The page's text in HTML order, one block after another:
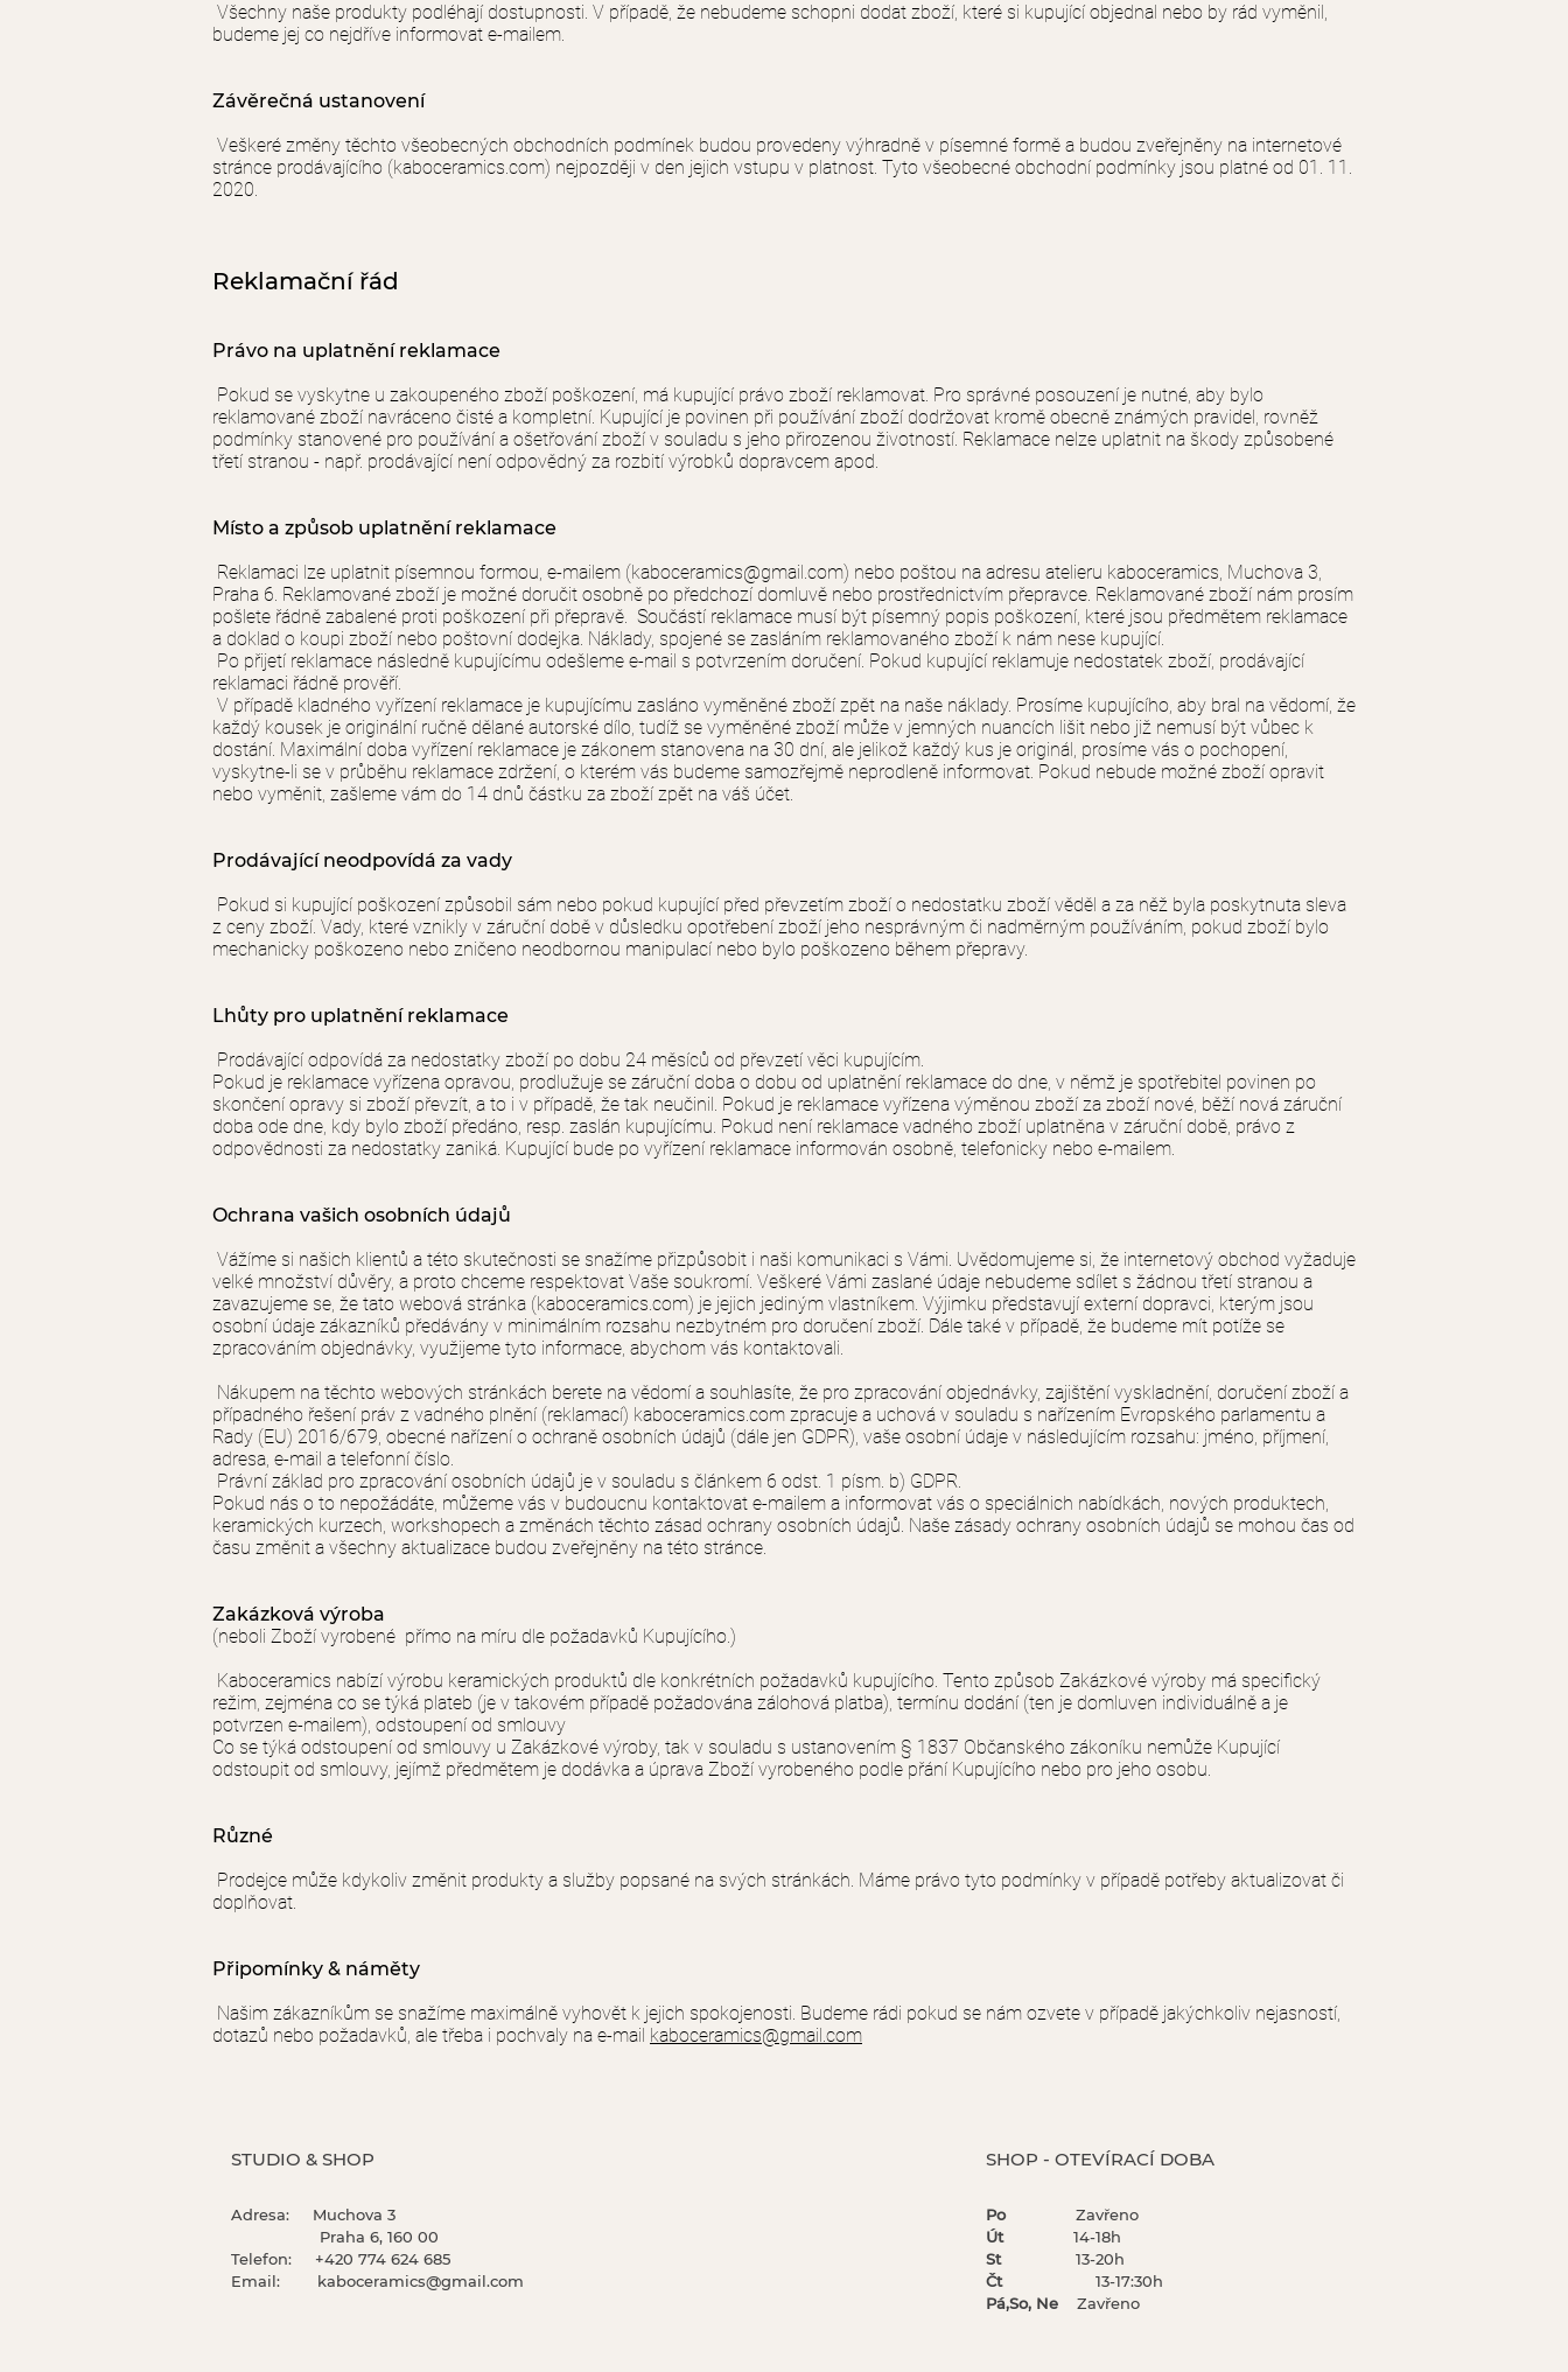
Všechny naše produkty podléhají dostupnosti. V případě, že nebudeme schopni dodat zboží, které si kupující objednal nebo by rád vyměnil,
budeme jej co nejdříve informovat e-mailem.
Závěrečná ustanovení
Veškeré změny těchto všeobecných obchodních podmínek budou provedeny výhradně v písemné formě a budou zveřejněny na internetové
stránce prodávajícího (kaboceramics.com) nejpozději v den jejich vstupu v platnost. Tyto všeobecné obchodní podmínky jsou platné od 01. 11.
2020.
Reklamační řád
Právo na uplatnění reklamace
Pokud se vyskytne u zakoupeného zboží poškození, má kupující právo zboží reklamovat. Pro správné posouzení je nutné, aby bylo
reklamované zboží navráceno čisté a kompletní. Kupující je povinen při používání zboží dodržovat kromě obecně známých pravidel, rovněž
podmínky stanovené pro používání a ošetřování zboží v souladu s jeho přirozenou životností. Reklamace nelze uplatnit na škody způsobené
třetí stranou - např. prodávající není odpovědný za rozbití výrobků dopravcem apod.
Místo a způsob uplatnění reklamace
Reklamaci lze uplatnit písemnou formou, e-mailem (kaboceramics@gmail.com) nebo poštou na adresu atelieru kaboceramics, Muchova 3,
Praha 6. Reklamované zboží je možné doručit osobně po předchozí domluvě nebo prostřednictvím přepravce. Reklamované zboží nám prosím
pošlete řádně zabalené proti poškození při přepravě. Součástí reklamace musí být písemný popis poškození, které jsou předmětem reklamace
a doklad o koupi zboží nebo poštovní dodejka. Náklady, spojené se zasláním reklamovaného zboží k nám nese kupující.
Po přijetí reklamace následně kupujícímu odešleme e-mail s potvrzením doručení. Pokud kupující reklamuje nedostatek zboží, prodávající
reklamaci řádně prověří.
V případě kladného vyřízení reklamace je kupujícímu zasláno vyměněné zboží zpět na naše náklady. Prosíme kupujícího, aby bral na vědomí, že
každý kousek je originální ručně dělané autorské dílo, tudíž se vyměněné zboží může v jemných nuancích lišit nebo již nemusí být vůbec k
dostání. Maximální doba vyřízení reklamace je zákonem stanovena na 30 dní, ale jelikož každý kus je originál, prosíme vás o pochopení,
vyskytne-li se v průběhu reklamace zdržení, o kterém vás budeme samozřejmě neprodleně informovat. Pokud nebude možné zboží opravit
nebo vyměnit, zašleme vám do 14 dnů částku za zboží zpět na váš účet.
Prodávající neodpovídá za vady
Pokud si kupující poškození způsobil sám nebo pokud kupující před převzetím zboží o nedostatku zboží věděl a za něž byla poskytnuta sleva
z ceny zboží. Vady, které vznikly v záruční době v důsledku opotřebení zboží jeho nesprávným či nadměrným používáním, pokud zboží bylo
mechanicky poškozeno nebo zničeno neodbornou manipulací nebo bylo poškozeno během přepravy.
Lhůty pro uplatnění reklamace
Prodávající odpovídá za nedostatky zboží po dobu 24 měsíců od převzetí věci kupujícím.
Pokud je reklamace vyřízena opravou, prodlužuje se záruční doba o dobu od uplatnění reklamace do dne, v němž je spotřebitel povinen po
skončení opravy si zboží převzít, a to i v případě, že tak neučinil. Pokud je reklamace vyřízena výměnou zboží za zboží nové, běží nová záruční
doba ode dne, kdy bylo zboží předáno, resp. zaslán kupujícímu. Pokud není reklamace vadného zboží uplatněna v záruční době, právo z
odpovědnosti za nedostatky zaniká. Kupující bude po vyřízení reklamace informován osobně, telefonicky nebo e-mailem.
Ochrana vašich osobních údajů
Vážíme si našich klientů a této skutečnosti se snažíme přizpůsobit i naši komunikaci s Vámi. Uvědomujeme si, že internetový obchod vyžaduje
velké množství důvěry, a proto chceme respektovat Vaše soukromí. Veškeré Vámi zaslané údaje nebudeme sdílet s žádnou třetí stranou a
zavazujeme se, že tato webová stránka (kaboceramics.com) je jejich jediným vlastníkem. Výjimku představují externí dopravci, kterým jsou
osobní údaje zákazníků předávány v minimálním rozsahu nezbytném pro doručení zboží. Dále také v případě, že budeme mít potíže se
zpracováním objednávky, využijeme tyto informace, abychom vás kontaktovali.
Nákupem na těchto webových stránkách berete na vědomí a souhlasíte, že pro zpracování objednávky, zajištění vyskladnění, doručení zboží a
případného řešení práv z vadného plnění (reklamací) kaboceramics.com zpracuje a uchová v souladu s nařízením Evropského parlamentu a
Rady (EU) 2016/679, obecné nařízení o ochraně osobních údajů (dále jen GDPR), vaše osobní údaje v následujícím rozsahu: jméno, příjmení,
adresa, e-mail a telefonní číslo.
Právní základ pro zpracování osobních údajů je v souladu s článkem 6 odst. 1 písm. b) GDPR.
Pokud nás o to nepožádáte, můžeme vás v budoucnu kontaktovat e-mailem a informovat vás o speciálnich nabídkách, nových produktech,
keramických kurzech, workshopech a změnách těchto zásad ochrany osobních údajů. Naše zásady ochrany osobních údajů se mohou čas od
času změnit a všechny aktualizace budou zveřejněny na této stránce.
Zakázková výroba
(neboli Zboží vyrobené přímo na míru dle požadavků Kupujícího.)
Kaboceramics nabízí výrobu keramických produktů dle konkrétních požadavků kupujícího. Tento způsob Zakázkové výroby má specifický
režim, zejména co se týká plateb (je v takovém případě požadována zálohová platba), termínu dodání (ten je domluven individuálně a je
potvrzen e-mailem), odstoupení od smlouvy
Co se týká odstoupení od smlouvy u Zakázkové výroby, tak v souladu s ustanovením § 1837 Občanského zákoníku nemůže Kupující
odstoupit od smlouvy, jejímž předmětem je dodávka a úprava Zboží vyrobeného podle přání Kupujícího nebo pro jeho osobu.
Různé
Prodejce může kdykoliv změnit produkty a služby popsané na svých stránkách. Máme právo tyto podmínky v případě potřeby aktualizovat či
doplňovat.
Připomínky & náměty
Našim zákazníkům se snažíme maximálně vyhovět k jejich spokojenosti. Budeme rádi pokud se nám ozvete v případě jakýchkoliv nejasností,
dotazů nebo požadavků, ale třeba i pochvaly na e-mail kaboceramics@gmail.com
STUDIO & SHOP
Adresa: Muchova 3
Praha 6, 160 00
Telefon: +420 774 624 685
Email: kaboceramics@gmail.com
SHOP - OTEVÍRACÍ DOBA
Po Zavřeno
Út 14-18h
St 13-20h
Čt13-17:30h
Pá,So, Ne Zavřeno